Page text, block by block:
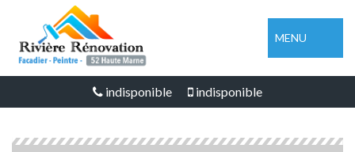
MENU
indisponible indisponible